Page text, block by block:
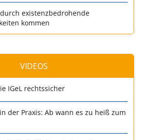
existenzbedrohende
kommen
VIDEOS
IGeL rechtssicher
der Praxis: Ab wann es zu heiß zum